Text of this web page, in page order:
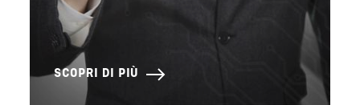
SCOPRI DI PIÙ